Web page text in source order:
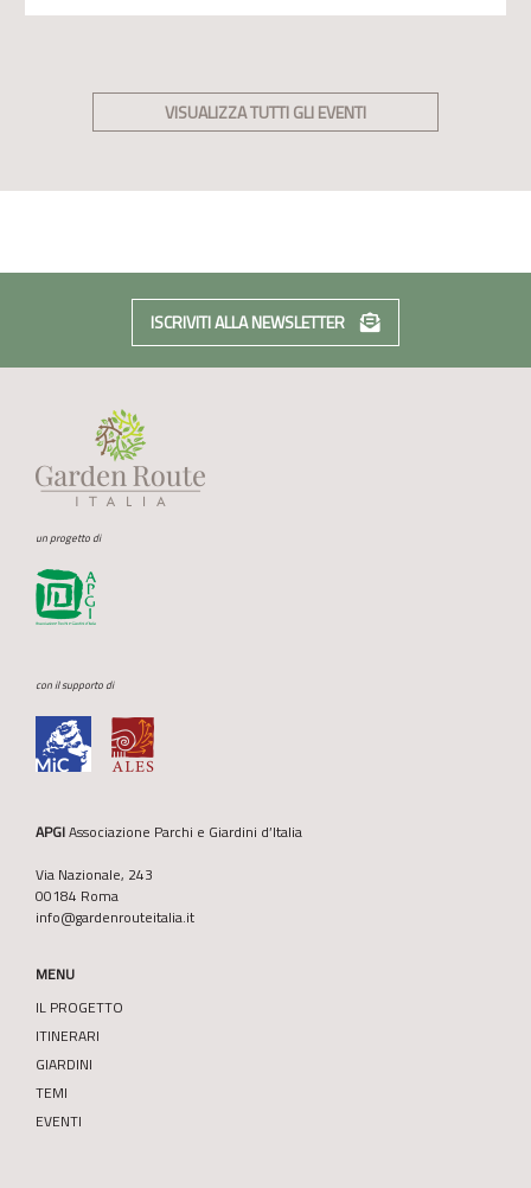
VISUALIZZA TUTTI GLI EVENTI
ISCRIVITI ALLA NEWSLETTER
un progetto di
con il supporto di
APGIAssociazione Parchi e Giardini d’Italia
Via Nazionale, 243
00184 Roma
info@gardenrouteitalia.it
MENU
IL PROGETTO
ITINERARI
GIARDINI
TEMI
EVENTI